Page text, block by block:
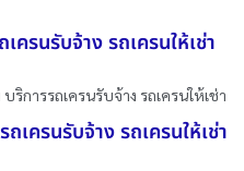
ครนรับจ้าง รถเครนให้เช่า
ริการรถเครนรับจ้าง รถเครนให้เช่า
เครนรับจ้าง รถเครนให้เช่า